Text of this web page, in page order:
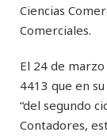
Ciencias
Comerciales.
El 24 de
4413 que en
“del segundo
Contadores,